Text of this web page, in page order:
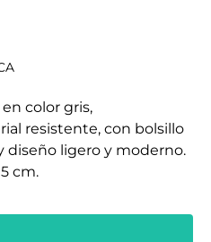
color gris,
resistente, con bolsillo
diseño ligero y moderno.​
cm.​